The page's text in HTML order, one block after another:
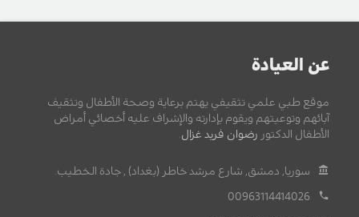
عن العيادة
موقع طبي علمي تثقيفي يهتم برعاية وصحة الأطفال وتثقيف
آبائهم وتوعيتهم ويقوم بإدارته والإشراف عليه أخصائي أمراض
الأطفال الدكتور رضوان فريد غزال.
سوريا, دمشق, شارع مرشد خاطر (بغداد) , جادة الخطيب.
00963114414026